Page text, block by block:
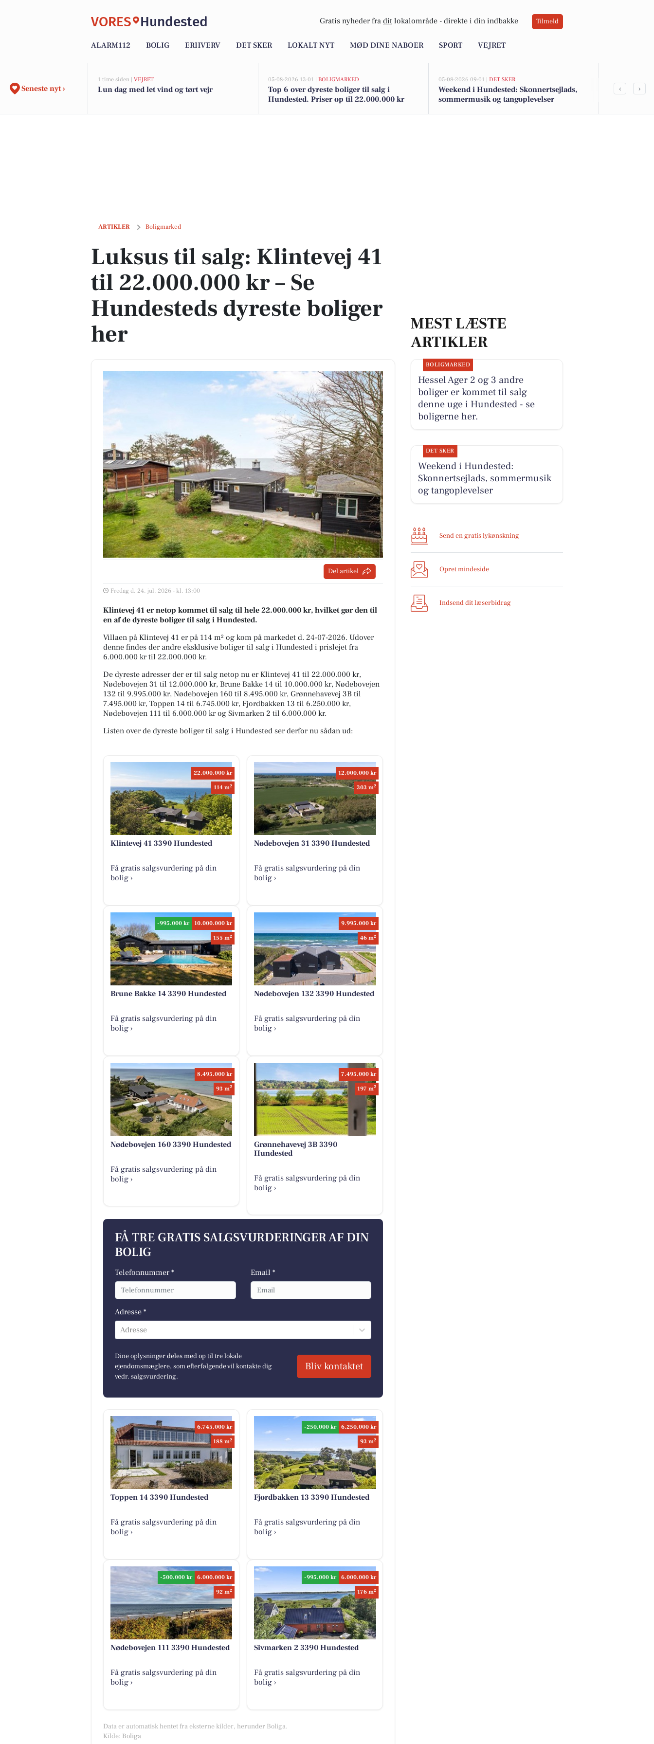
VORES Hundested Gratis nyheder fra dit lokalområde - direkte i din indbakke Tilmeld
ALARM112 BOLIG ERHVERV DET SKER LOKALT NYT MØD DINE NABOER SPORT VEJRET
Seneste nyt ›
1 time siden | VEJRET
Lun dag med let vind og tørt vejr
05-08-2026 13:01 | BOLIGMARKED
Top 6 over dyreste boliger til salg i
Hundested. Priser op til 22.000.000 kr
05-08-2026 09:01 | DET SKER
Weekend i Hundested: Skonnertsejlads,
sommermusik og tangoplevelser
‹ ›
ARTIKLER Boligmarked
Luksus til salg: Klintevej 41 til 22.000.000 kr – Se Hundesteds dyreste boliger her
Luksus til salg: Klintevej 41
til 22.000.000 kr – Se
Hundesteds dyreste boliger
her
Del artikel
Fredag d. 24. jul. 2026 - kl. 13:00
Klintevej 41 er netop kommet til salg til hele 22.000.000 kr, hvilket gør den til
en af de dyreste boliger til salg i Hundested.
Villaen på Klintevej 41 er på 114 m² og kom på markedet d. 24-07-2026. Udover
denne findes der andre eksklusive boliger til salg i Hundested i prislejet fra
6.000.000 kr til 22.000.000 kr.
De dyreste adresser der er til salg netop nu er Klintevej 41 til 22.000.000 kr,
Nødebovejen 31 til 12.000.000 kr, Brune Bakke 14 til 10.000.000 kr, Nødebovejen
132 til 9.995.000 kr, Nødebovejen 160 til 8.495.000 kr, Grønnehavevej 3B til
7.495.000 kr, Toppen 14 til 6.745.000 kr, Fjordbakken 13 til 6.250.000 kr,
Nødebovejen 111 til 6.000.000 kr og Sivmarken 2 til 6.000.000 kr.
Listen over de dyreste boliger til salg i Hundested ser derfor nu sådan ud:
22.000.000 kr
114 m2
Klintevej 41 3390 Hundested
Få gratis salgsvurdering på din
bolig ›
12.000.000 kr
303 m2
Nødebovejen 31 3390 Hundested
Få gratis salgsvurdering på din
bolig ›
-995.000 kr
10.000.000 kr
155 m2
Brune Bakke 14 3390 Hundested
Få gratis salgsvurdering på din
bolig ›
9.995.000 kr
46 m2
Nødebovejen 132 3390 Hundested
Få gratis salgsvurdering på din
bolig ›
8.495.000 kr
93 m2
Nødebovejen 160 3390 Hundested
Få gratis salgsvurdering på din
bolig ›
7.495.000 kr
197 m2
Grønnehavevej 3B 3390
Hundested
Få gratis salgsvurdering på din
bolig ›
FÅ TRE GRATIS SALGSVURDERINGER AF DIN
BOLIG
Telefonnummer * Email *
Adresse *
Adresse
Dine oplysninger deles med op til tre lokale
ejendomsmæglere, som efterfølgende vil kontakte dig
vedr. salgsvurdering.
Bliv kontaktet
6.745.000 kr
188 m2
Toppen 14 3390 Hundested
Få gratis salgsvurdering på din
bolig ›
-250.000 kr
6.250.000 kr
93 m2
Fjordbakken 13 3390 Hundested
Få gratis salgsvurdering på din
bolig ›
-500.000 kr
6.000.000 kr
92 m2
Nødebovejen 111 3390 Hundested
Få gratis salgsvurdering på din
bolig ›
-995.000 kr
6.000.000 kr
176 m2
Sivmarken 2 3390 Hundested
Få gratis salgsvurdering på din
bolig ›
Data er automatisk hentet fra eksterne kilder, herunder Boliga.
Kilde: Boliga
MEST LÆSTE
ARTIKLER
BOLIGMARKED
Hessel Ager 2 og 3 andre
boliger er kommet til salg
denne uge i Hundested - se
boligerne her.
DET SKER
Weekend i Hundested:
Skonnertsejlads, sommermusik
og tangoplevelser
Send en gratis lykønskning
Opret mindeside
Indsend dit læserbidrag